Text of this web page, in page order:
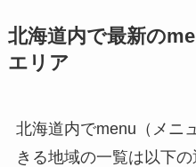
北海道内で最新の
エリア
北海道内でmenu（メニ
きる地域の一覧は以下